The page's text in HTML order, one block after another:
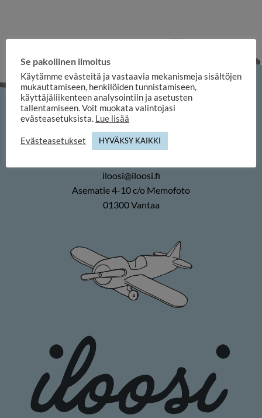
iloosi-verkkokauppa
Memofoto Oy
iloosi@iloosi.fi
Asematie 4-10 c/o Memofoto
01300 Vantaa
Se pakollinen ilmoitus
Käytämme evästeitä ja vastaavia mekanismeja sisältöjen
mukauttamiseen, henkilöiden tunnistamiseen,
käyttäjäliikenteen analysointiin ja asetusten
tallentamiseen. Voit muokata valintojasi
evästeasetuksista. Lue lisää
Evästeasetukset HYVÄKSY KAIKKI